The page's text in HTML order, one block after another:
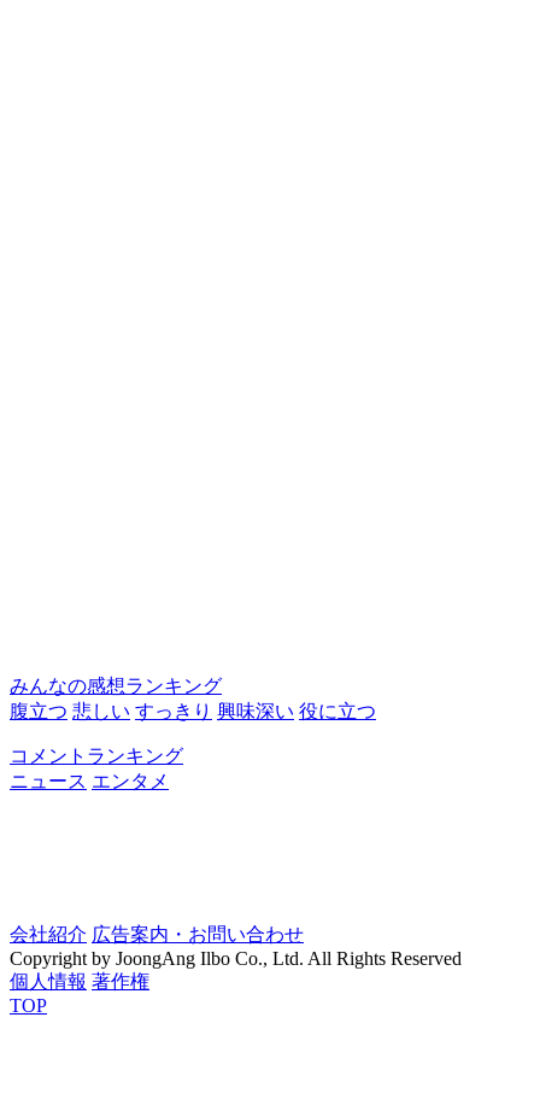
みんなの感想ランキング
腹立つ 悲しい すっきり 興味深い 役に立つ
コメントランキング
ニュース エンタメ
会社紹介 広告案内・お問い合わせ
Copyright by JoongAng Ilbo Co., Ltd. All Rights Reserved
個人情報 著作権
TOP